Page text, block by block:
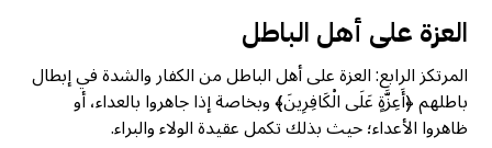
العزة على أهل الباطل
المرتكز الرابع: العزة على أهل الباطل من الكفار والشدة في إبطال
باطلهم ﴿أَعِزَّةٍ عَلَى الْكَافِرِينَ﴾ وبخاصة إذا جاهروا بالعداء، أو
ظاهروا الأعداء؛ حيث بذلك تكمل عقيدة الولاء والبراء.